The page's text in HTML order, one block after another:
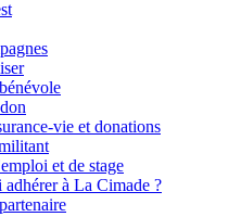
vie et donations
et de stage
adhérer à La Cimade ?